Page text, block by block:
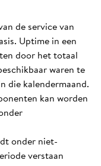
de service van
Uptime in een
door het totaal
waren te
die kalendermaand.
kan worden
onder niet-
verstaan